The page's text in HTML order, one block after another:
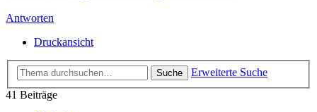
Antworten
Druckansicht
Suche
Erweiterte Suche
41 Beiträge